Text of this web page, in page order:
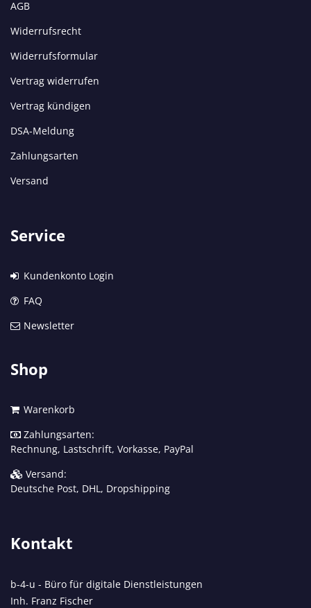
AGB
Widerrufsrecht
Widerrufsformular
Vertrag widerrufen
Vertrag kündigen
DSA-Meldung
Zahlungsarten
Versand
Service
Kundenkonto Login
FAQ
Newsletter
Shop
Warenkorb
Zahlungsarten:
Rechnung, Lastschrift, Vorkasse, PayPal
Versand:
Deutsche Post, DHL, Dropshipping
Kontakt
b-4-u - Büro für digitale Dienstleistungen
Inh. Franz Fischer